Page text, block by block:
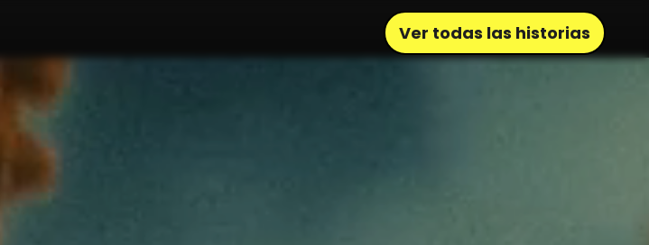
Ver todas las historias